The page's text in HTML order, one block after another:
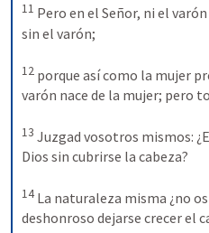
11 Pero en el Señor, ni el
sin el varón;
12 porque así como la mujer
varón nace de la mujer; pero
13 Juzgad vosotros mismos:
Dios sin cubrirse la cabeza?
14 La naturaleza misma ¿no
deshonroso dejarse crecer el